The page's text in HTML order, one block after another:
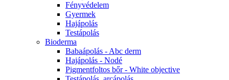
Fényvédelem
Gyermek
Hajápolás
Testápolás
Bioderma
Babaápolás - Abc derm
Hajápolás - Nodé
Pigmentfoltos bőr - White objective